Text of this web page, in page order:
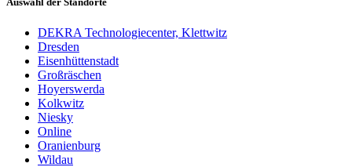
DEKRA Technologiecenter, Klettwitz
Dresden
Eisenhüttenstadt
Großräschen
Hoyerswerda
Kolkwitz
Niesky
Online
Oranienburg
Wildau